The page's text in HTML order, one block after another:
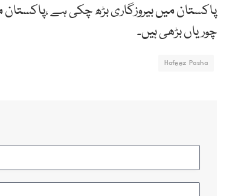
چوریاں بڑھی ہیں۔
Hafeez Pasha